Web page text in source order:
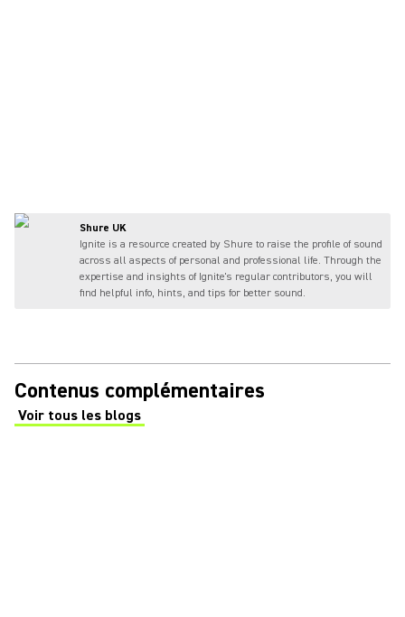
Shure UK
Ignite is a resource created by Shure to raise the profile of sound
across all aspects of personal and professional life. Through the
expertise and insights of Ignite's regular contributors, you will
find helpful info, hints, and tips for better sound.
Contenus complémentaires
Voir tous les blogs
(Opens in a new tab)